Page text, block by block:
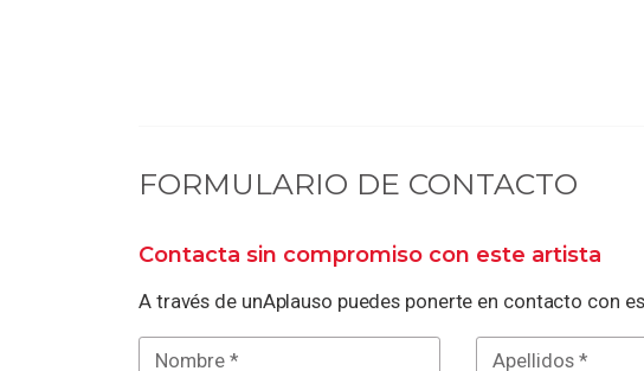
FORMULARIO DE CONTACTO
Contacta sin compromiso con este artista
A través de unAplauso puedes ponerte en contacto con